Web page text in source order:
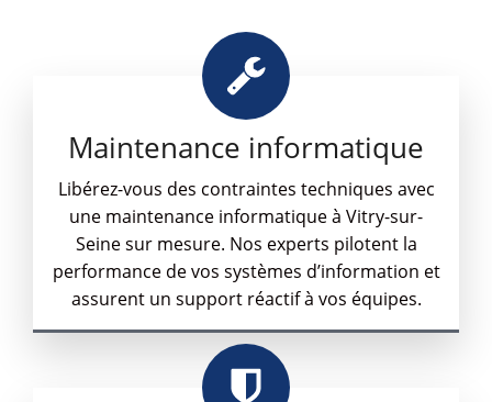
Maintenance informatique
Libérez-vous des contraintes techniques avec
une maintenance informatique à Vitry-sur-
Seine sur mesure. Nos experts pilotent la
performance de vos systèmes d’information et
assurent un support réactif à vos équipes.